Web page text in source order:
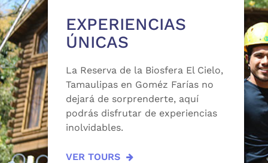
EXPERIENCIAS
ÚNICAS
La Reserva de la Biosfera El Cielo,
Tamaulipas en Goméz Farías no
dejará de sorprenderte, aquí
podrás disfrutar de experiencias
inolvidables.
VER TOURS